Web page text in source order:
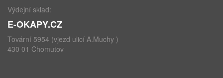
Výdejní sklad:
E-OKAPY.CZ
Tovární 5954 (vjezd ulicí A.Muchy )
430 01 Chomutov